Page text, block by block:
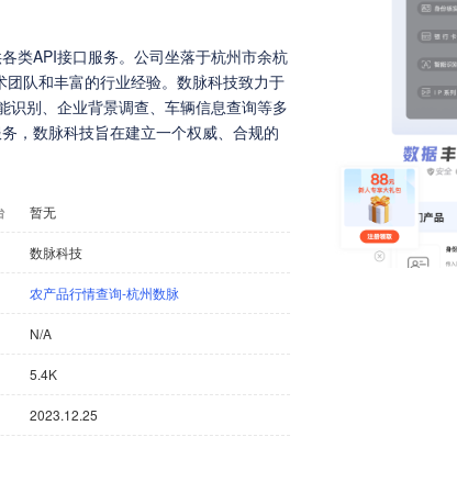
类API接口服务。公司坐落于杭州市余杭
队和丰富的行业经验。数脉科技致力于
识别、企业背景调查、车辆信息查询等多
，数脉科技旨在建立一个权威、合规的
暂无
数脉科技
农产品行情查询-杭州数脉
N/A
5.4K
2023.12.25